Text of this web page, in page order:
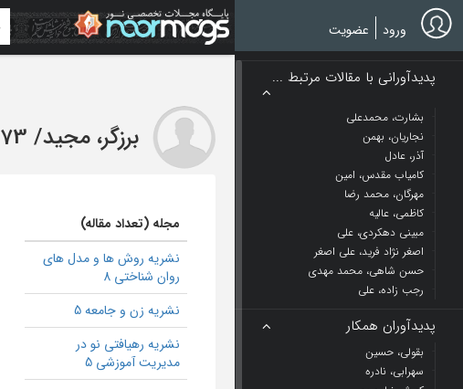
Skip
to
main
ورود عضویت
پدیدآورانی با مقالات مرتبط ...
بشارت، محمدعلی
نجاریان، بهمن
آذر، عادل
کامیاب مقدس، امین
مهرگان، محمد رضا
کاظمی، عالیه
مبینی دهکردی، علی
اصغر نژاد فرید، علی اصغر
حسن شاهی، محمد مهدی
رجب زاده، علی
پدیدآوران همکار
بقولی، حسین
سهرابی، نادره
برزگر، مجید/ 73 مقاله
مجله (تعداد مقاله)
نشریه روش ها و مدل های
روان شناختی 8
نشریه زن و جامعه 5
نشریه رهیافتی نو در
مدیریت آموزشی 5